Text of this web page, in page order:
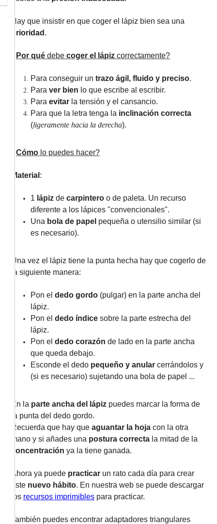
Hay que insistir en que coger el lápiz bien sea una
prioridad .
Por qué debe coger el lápiz correctamente?
Para conseguir un trazo ágil, fluido y preciso.
Para ver bien lo que escribe al escribir.
Para evitar la tensión y el cansancio.
Para que la letra tenga la inclinación correcta
(ligeramente hacia la derecha).
Cómo lo puedes hacer?
Material :
1 lápiz de carpintero o de paleta. Un recurso
diferente a los lápices "convencionales".
Una bola de papel pequeña o utensilio similar (si
es necesario).
Una vez el lápiz tiene la punta hecha hay que cogerlo de
la siguiente manera:
Pon el dedo gordo (pulgar) en la parte ancha del
lápiz.
Pon el dedo índice sobre la parte estrecha del
lápiz.
Pon el dedo corazón de lado en la parte ancha
que queda debajo.
Esconde el dedo pequeño y anular cerrándolos y
(si es necesario) sujetando una bola de papel ...
En la parte ancha del lápiz puedes marcar la forma de
la punta del dedo gordo.
Recuerda que hay que aguantar la hoja con la otra
mano y si añades una postura correcta la mitad de la
concentración ya la tiene ganada.
Ahora ya puede practicar un rato cada día para crear
este nuevo hábito. En nuestra web se puede descargar
los recursos imprimibles para practicar.
También puedes encontrar adaptadores triangulares